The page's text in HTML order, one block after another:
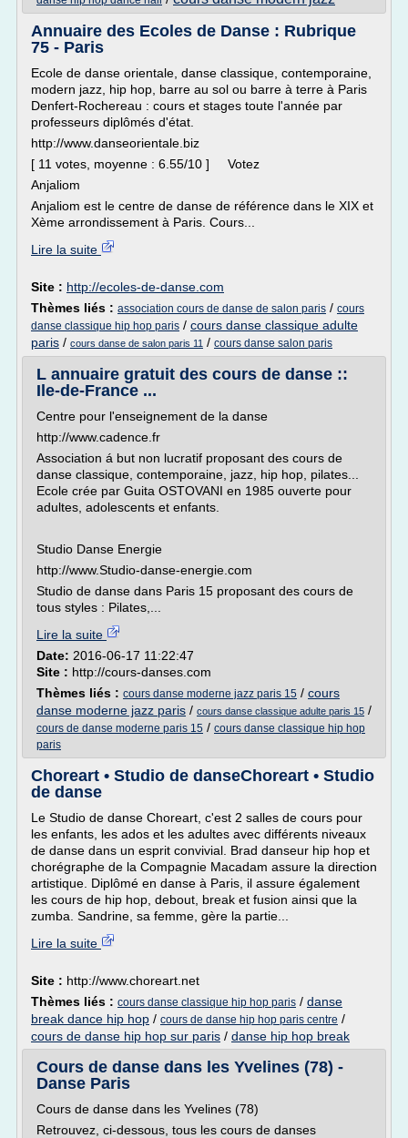
Annuaire des Ecoles de Danse : Rubrique
75 - Paris
Ecole de danse orientale, danse classique, contemporaine,
modern jazz, hip hop, barre au sol ou barre à terre à Paris
Denfert-Rochereau : cours et stages toute l'année par
professeurs diplômés d'état.
http://www.danseorientale.biz
[ 11 votes, moyenne : 6.55/10 ] Votez
Anjaliom
Anjaliom est le centre de danse de référence dans le XIX et
Xème arrondissement à Paris. Cours...
Lire la suite
Site : http://ecoles-de-danse.com
Thèmes liés : association cours de danse de salon paris / cours
danse classique hip hop paris / cours danse classique adulte
paris / cours danse de salon paris 11 / cours danse salon paris
L annuaire gratuit des cours de danse ::
Ile-de-France ...
Centre pour l'enseignement de la danse
http://www.cadence.fr
Association á but non lucratif proposant des cours de
danse classique, contemporaine, jazz, hip hop, pilates...
Ecole crée par Guita OSTOVANI en 1985 ouverte pour
adultes, adolescents et enfants.
Studio Danse Energie
http://www.Studio-danse-energie.com
Studio de danse dans Paris 15 proposant des cours de
tous styles : Pilates,...
Lire la suite
Date: 2016-06-17 11:22:47
Site : http://cours-danses.com
Thèmes liés : cours danse moderne jazz paris 15 / cours
danse moderne jazz paris / cours danse classique adulte paris 15 /
cours de danse moderne paris 15 / cours danse classique hip hop
paris
Choreart • Studio de danseChoreart • Studio
de danse
Le Studio de danse Choreart, c'est 2 salles de cours pour
les enfants, les ados et les adultes avec différents niveaux
de danse dans un esprit convivial. Brad danseur hip hop et
chorégraphe de la Compagnie Macadam assure la direction
artistique. Diplômé en danse à Paris, il assure également
les cours de hip hop, debout, break et fusion ainsi que la
zumba. Sandrine, sa femme, gère la partie...
Lire la suite
Site : http://www.choreart.net
Thèmes liés : cours danse classique hip hop paris / danse
break dance hip hop / cours de danse hip hop paris centre /
cours de danse hip hop sur paris / danse hip hop break
Cours de danse dans les Yvelines (78) -
Danse Paris
Cours de danse dans les Yvelines (78)
Retrouvez, ci-dessous, tous les cours de danses